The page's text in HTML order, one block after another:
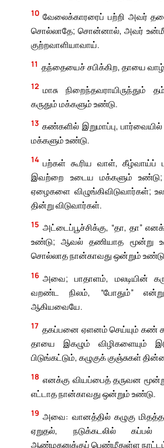
10 வேலைக்காரரைப் பற்றி அவர்
சொல்லாதே; சொன்னால், அவர் உன்மீது
குற்றவாளியாவாய்.
11 தந்தையைச் சபிக்கிற, தாயை
12 மாசு
கருதும் மக்களும் உண்டு.
13 கண்களில் இறுமாப்பு,
மக்களும் உண்டு.
14 பற்கள் கூரிய வாள், கீழ்வாய்ப்
இவற்றை உடைய மக்களும் உண்டு;
ஏழைகளை விழுங்கிவிடுவார்கள்;
தின்று விடுவார்கள்.
15 அட்டைப்பூச்சிக்கு, “தா, தா”
உண்டு; ஆவல் தணியாத மூன்று
சொல்லாத நான்காவது ஒன்றும்
16 அவை; பாதாளம், மலடியின்
வறண்ட நிலம், “போதும்”
ஆகியவையே.
17 தகப்பனை ஏளனம் செய்யும் கண்
தாயை இகழும் விழிகளையும்
பிடுங்கட்டும், கழுகுக் குஞ்சுகள்
18 எனக்கு வியப்பைத் தருவன
எட்டாத நான்காவது ஒன்றும் உண்டு.
19 அவை: வானத்தில் கழுகு
ஏறுதல், நடுக்கடலில் கப்பல்
ஆண்மகனுக்குப் பெண்மீதுள்ள